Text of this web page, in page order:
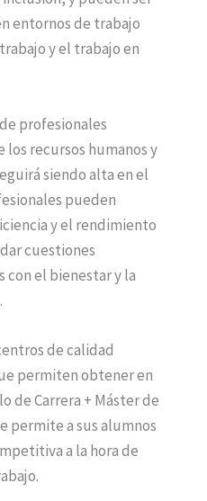
entornos de trabajo
y el trabajo en
profesionales
recursos humanos y
siendo alta en el
pueden
y el rendimiento
cuestiones
con el bienestar y la
de calidad
permiten obtener en
de Carrera + Máster de
permite a sus alumnos
a la hora de